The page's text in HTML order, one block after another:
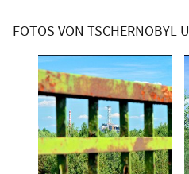
FOTOS VON TSCHERNOBYL